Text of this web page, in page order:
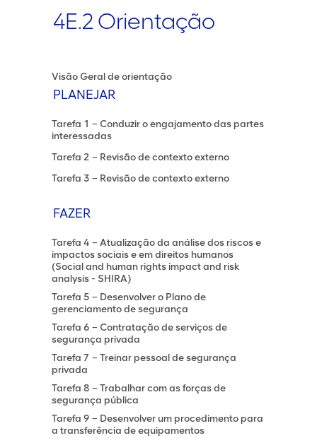
4E.2 Orientação
Visão Geral de orientação
PLANEJAR
Tarefa 1 – Conduzir o engajamento das partes
interessadas
Tarefa 2 – Revisão de contexto externo
Tarefa 3 – Revisão de contexto externo
FAZER
Tarefa 4 – Atualização da análise dos riscos e
impactos sociais e em direitos humanos
(Social and human rights impact and risk
analysis - SHIRA)
Tarefa 5 – Desenvolver o Plano de
gerenciamento de segurança
Tarefa 6 – Contratação de serviços de
segurança privada
Tarefa 7 – Treinar pessoal de segurança
privada
Tarefa 8 – Trabalhar com as forças de
segurança pública
Tarefa 9 – Desenvolver um procedimento para
a transferência de equipamentos